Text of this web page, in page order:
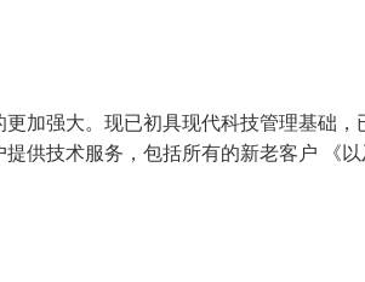
加强大。现已初具现代科技管理基础
供技术服务，包括所有的新老客户 《